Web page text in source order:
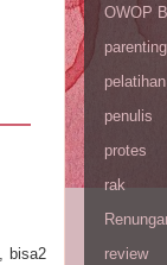
bisa2
OWOP
parenting
pelatihan
penulis
protes
rak
review